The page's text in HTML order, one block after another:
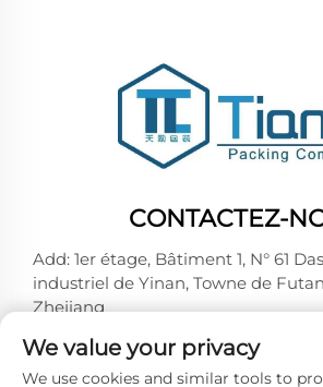
CONTACTEZ-
Add: 1er étage, Bâtiment 1, N° 61
industriel de Yinan, Towne de
Zhejiang
Tél. : +86-18257492146
Courriel :[email protected]
We value your privacy
We use cookies and similar tools to